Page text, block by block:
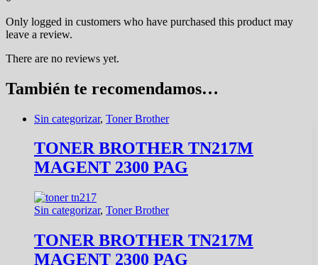
Only logged in customers who have purchased this product may
leave a review.
There are no reviews yet.
También te recomendamos…
Sin categorizar, Toner Brother
TONER BROTHER TN217M
MAGENT 2300 PAG
Sin categorizar, Toner Brother
TONER BROTHER TN217M
MAGENT 2300 PAG